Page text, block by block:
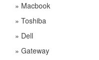
» Macbook
» Toshiba
» Dell
» Gateway